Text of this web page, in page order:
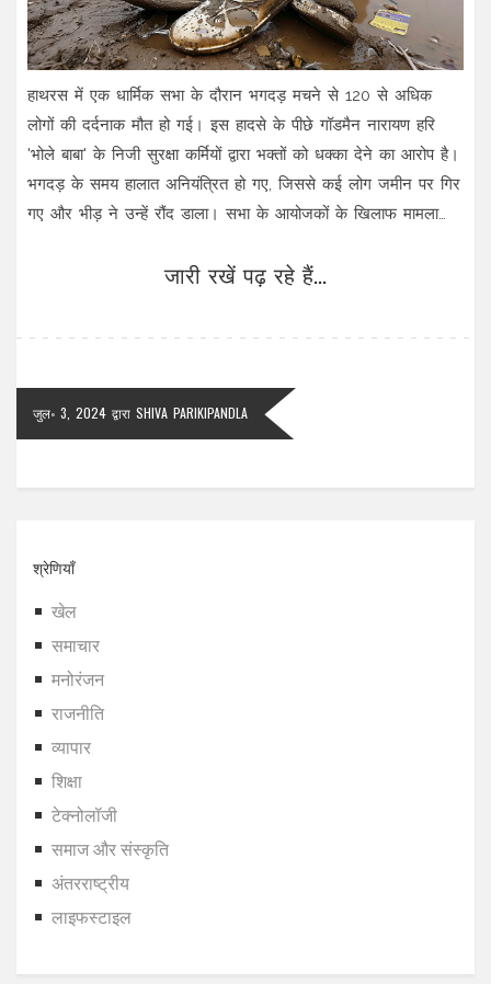
हाथरस में एक धार्मिक सभा के दौरान भगदड़ मचने से 120 से अधिक
लोगों की दर्दनाक मौत हो गई। इस हादसे के पीछे गॉडमैन नारायण हरि
'भोले बाबा' के निजी सुरक्षा कर्मियों द्वारा भक्तों को धक्का देने का आरोप है।
भगदड़ के समय हालात अनियंत्रित हो गए, जिससे कई लोग जमीन पर गिर
गए और भीड़ ने उन्हें रौंद डाला। सभा के आयोजकों के खिलाफ मामला
जारी रखें पढ़ रहे हैं...
जुल॰ 3, 2024 द्वारा SHIVA PARIKIPANDLA
श्रेणियाँ
खेल
समाचार
मनोरंजन
राजनीति
व्यापार
शिक्षा
टेक्नोलॉजी
समाज और संस्कृति
अंतरराष्ट्रीय
लाइफस्टाइल